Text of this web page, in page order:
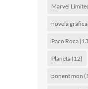
Marvel
novela gráfica
Paco Roca
Planeta(12)
ponent mon